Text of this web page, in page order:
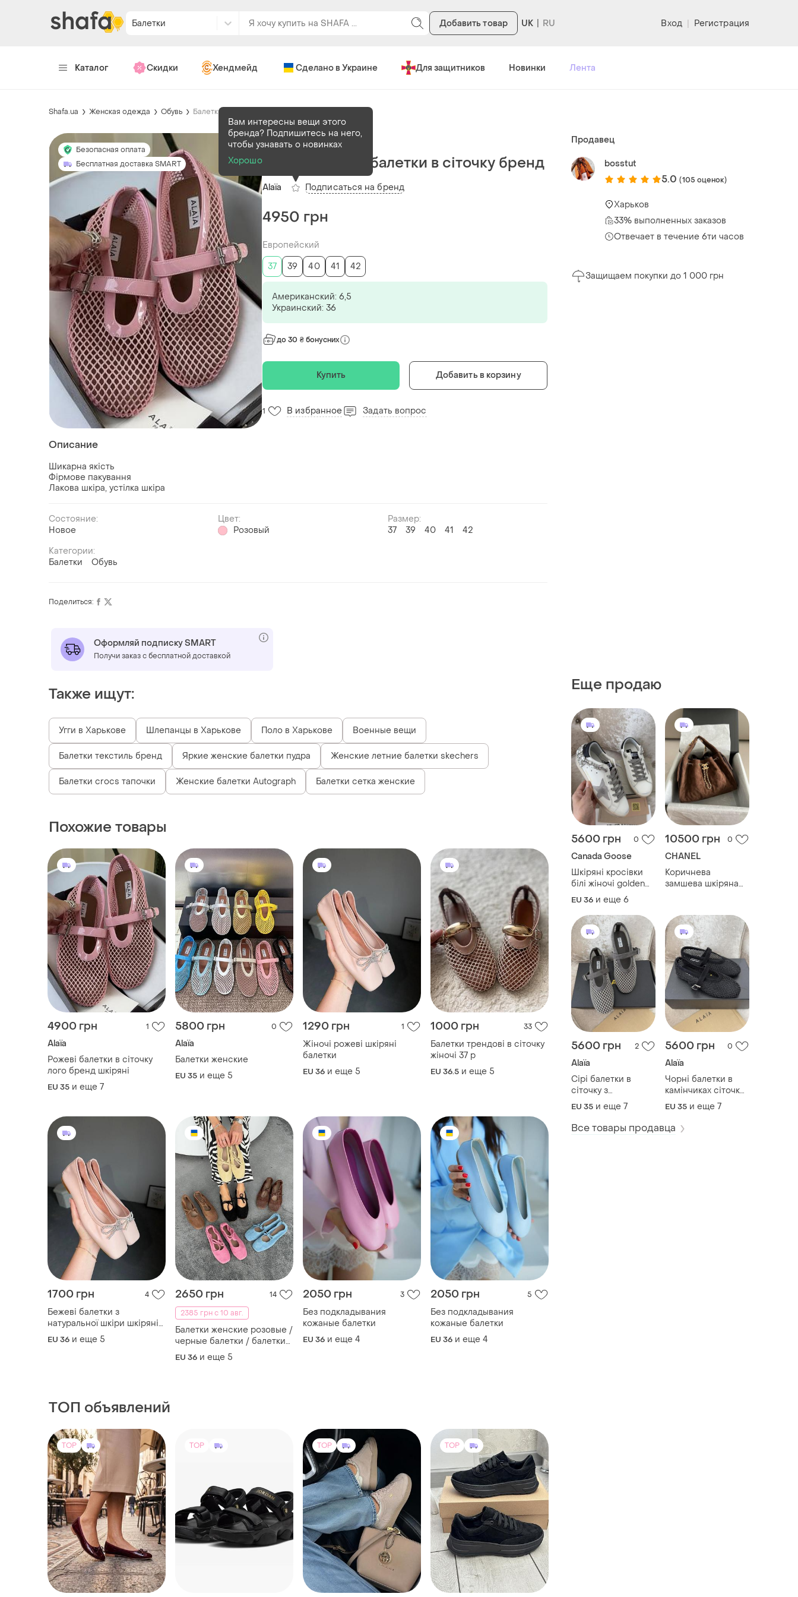
Балетки Добавить товар UK Вход | Регистрация
Каталог Скидки Хендмейд Сделано в Украине Для защитников Новинки Лента
Shafa.ua Женская одежда Обувь Балетки
Безопасная оплата
Бесплатная доставка SMART
В наличии1 шт
Шкіряні лакові балетки в сіточку бренд
Alaïa
Вам интересны вещи этого
бренда? Подпишитесь на него,
чтобы узнавать о новинках
Хорошо
Подписаться на бренд
4950 грн
Европейский
37
39 40 41 42
Американский: 6,5
Украинский: 36
до 30 ₴ бонусних
Купить Добавить в корзину
1 В избранное Задать вопрос
Описание
Шикарна якість
Фірмове пакування
Лакова шкіра, устілка шкіра
Состояние:
Новое
Цвет:
Розовый
Размер:
37
39 40 41
42
Категории:
Балетки
Обувь
Продавец
bosstut
5.0 (105 оценок)
Харьков
33% выполненных заказов
Отвечает в течение 6ти часов
Защищаем покупки до 1 000 грн
Еще продаю
5600 грн 0
Canada Goose
Шкіряні кросівки
білі жіночі golden
gg all stars
EU 36 и еще 6
10500 грн 0
CHANEL
Коричнева
замшева шкіряна
5600 грн 2
Alaïa
Сірі балетки в
сіточку з
камінчиками mary
jane
EU 35 и еще 7
5600 грн 0
Alaïa
Чорні балетки в
камінчиках сіточки
жіночі люкс
EU 35 и еще 7
Все товары продавца
Поделиться:
Оформляй подписку SMART
Получи заказ с бесплатной доставкой
Также ищут:
Угги в Харькове Шлепанцы в Харькове Поло в Харькове Военные вещи
Балетки текстиль бренд Яркие женские балетки пудра Женские летние балетки skechers
Балетки crocs тапочки Женские балетки Autograph Балетки сетка женские
Похожие товары
4900 грн 1
Alaïa
Рожеві балетки в сіточку
лого бренд шкіряні
EU 35 и еще 7
5800 грн 0
Alaïa
Балетки женские
EU 35 и еще 5
1290 грн 1
Жіночі рожеві шкіряні
балетки
EU 36 и еще 5
1000 грн 33
Балетки трендові в сіточку
жіночі 37 р
EU 36.5 и еще 5
1700 грн 4
Бежеві балетки з
натуральної шкіри шкіряні
балетки пудра класичні
балетки з бантиком базові
EU 36 и еще 5
2650 грн
14
2385 грн с 10 авг.
Балетки женские розовые /
черные балетки / балетки
корица / желтые балетки /
голубые балетки /
EU 36 и еще 5
2050 грн 3
Без подкладывания
кожаные балетки
EU 36 и еще 4
2050 грн 5
Без подкладывания
кожаные балетки
EU 36 и еще 4
ТОП объявлений
TOP TOP TOP TOP